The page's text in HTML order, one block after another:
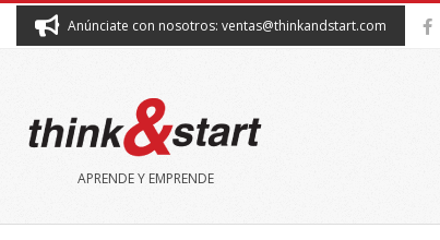
Anúnciate con nosotros: ventas@thinkandstart.com
THINK&START
APRENDE Y EMPRENDE